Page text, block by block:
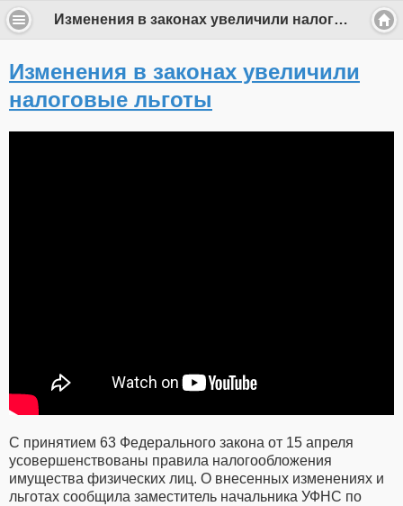
Изменения в законах увеличили налоговые льготы
Изменения в законах увеличили
налоговые льготы
С принятием 63 Федерального закона от 15 апреля
усовершенствованы правила налогообложения
имущества физических лиц. О внесенных изменениях и
льготах сообщила заместитель начальника УФНС по